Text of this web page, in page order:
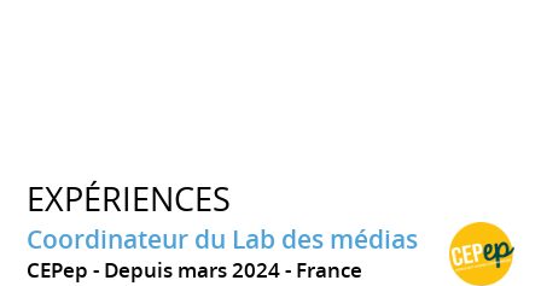
EXPÉRIENCES
Coordinateur du Lab des médias
CEPep Depuis mars 2024 France